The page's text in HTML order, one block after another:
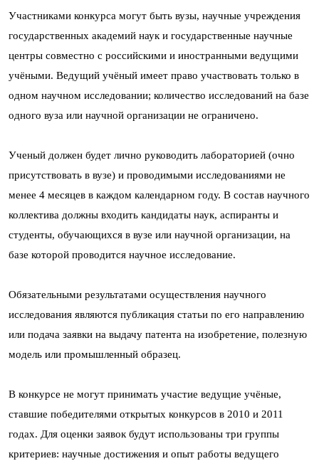
Участниками конкурса могут быть вузы, научные учреждения
государственных академий наук и государственные научные
центры совместно с российскими и иностранными ведущими
учёными. Ведущий учёный имеет право участвовать только в
одном научном исследовании; количество исследований на базе
одного вуза или научной организации не ограничено.
Ученый должен будет лично руководить лабораторией (очно
присутствовать в вузе) и проводимыми исследованиями не
менее 4 месяцев в каждом календарном году. В состав научного
коллектива должны входить кандидаты наук, аспиранты и
студенты, обучающихся в вузе или научной организации, на
базе которой проводится научное исследование.
Обязательными результатами осуществления научного
исследования являются публикация статьи по его направлению
или подача заявки на выдачу патента на изобретение, полезную
модель или промышленный образец.
В конкурсе не могут принимать участие ведущие учёные,
ставшие победителями открытых конкурсов в 2010 и 2011
годах. Для оценки заявок будут использованы три группы
критериев: научные достижения и опыт работы ведущего